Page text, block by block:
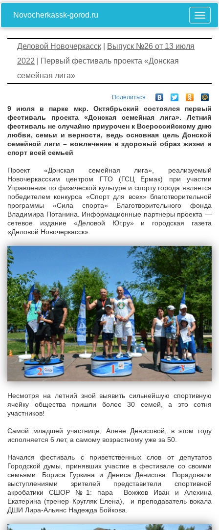
Novocherkassk-gorod.ru
Деловой Новочеркасск
Выпуск №26 от 13 июля
2022 | Первый фестиваль проекта «Донская
семейная лига»
Поделиться
9 июля в парке мкр. Октябрьский состоялся первый
фестиваль проекта «Донская семейная лига». Летний
фестиваль не случайно приурочен к Всероссийскому дню
любви, семьи и верности, ведь основная цель Донской
семейной лиги – вовлечение в здоровый образ жизни и
спорт всей семьей
Проект «Донская семейная лига», реализуемый
Новочеркасским центром ГТО (ГСЦ Ермак) при участии
Управления по физической культуре и спорту города является
победителем конкурса «Спорт для всех» благотворительной
программы «Сила спорта» Благотворительного фонда
Владимира Потанина. Информационные партнеры проекта —
сетевое издание «Деловой Юг.ру» и городская газета
«Деловой Новочеркасск».
Несмотря на летний зной выявить сильнейшую спортивную
ячейку общества пришли более 30 семей, а это сотня
участников!
Самой младшей участнице, Алене Денисовой, в этом году
исполняется 6 лет, а самому возрастному уже за 50.
Начался фестиваль с приветственных слов от депутатов
Городской думы, принявших участие в фестивале со своими
семьями: Бориса Гуркина и Дениса Денисова. Порадовали
выступлениями зрителей представители спортивной
акробатики СШОР №1: пара Вожжов Иван и Алехина
Екатерина (тренер Кругляк Елена), и преподаватель вокала
ДШИ Лира-Альянс Надежда Бойкова.